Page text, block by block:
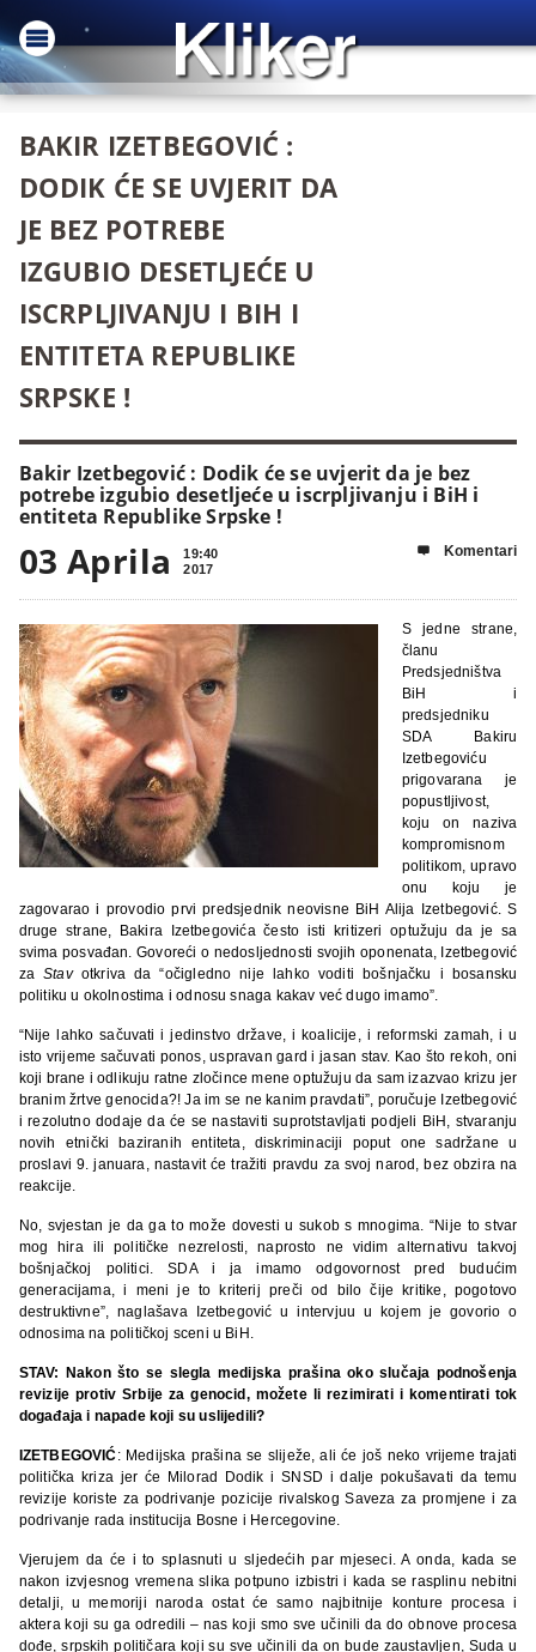
BAKIR IZETBEGOVIĆ :
DODIK ĆE SE UVJERIT DA
JE BEZ POTREBE
IZGUBIO DESETLJEĆE U
ISCRPLJIVANJU I BIH I
ENTITETA REPUBLIKE
SRPSKE !
Bakir Izetbegović : Dodik će se uvjerit da je bez
potrebe izgubio desetljeće u iscrpljivanju i BiH i
entiteta Republike Srpske !
03 Aprila
19:40
2017
 Komentari
S jedne strane,
članu
Predsjedništva
BiH i
predsjedniku
SDA Bakiru
Izetbegoviću
prigovarana je
popustljivost,
koju on naziva
kompromisnom
politikom, upravo
onu koju je
zagovarao i provodio prvi predsjednik neovisne BiH Alija Izetbegović. S
druge strane, Bakira Izetbegovića često isti kritizeri optužuju da je sa
svima posvađan. Govoreći o nedosljednosti svojih oponenata, Izetbegović
zaStavotkriva da “očigledno nije lahko voditi bošnjačku i bosansku
politiku u okolnostima i odnosu snaga kakav već dugo imamo”.
“Nije lahko sačuvati i jedinstvo države, i koalicije, i reformski zamah, i u
isto vrijeme sačuvati ponos, uspravan gard i jasan stav. Kao što rekoh, oni
koji brane i odlikuju ratne zločince mene optužuju da sam izazvao krizu jer
branim žrtve genocida?! Ja im se ne kanim pravdati”, poručuje Izetbegović
i rezolutno dodaje da će se nastaviti suprotstavljati podjeli BiH, stvaranju
novih etnički baziranih entiteta, diskriminaciji poput one sadržane u
proslavi 9. januara, nastavit će tražiti pravdu za svoj narod, bez obzira na
reakcije.
No, svjestan je da ga to može dovesti u sukob s mnogima. “Nije to stvar
mog hira ili političke nezrelosti, naprosto ne vidim alternativu takvoj
bošnjačkoj politici. SDA i ja imamo odgovornost pred budućim
generacijama, i meni je to kriterij preči od bilo čije kritike, pogotovo
destruktivne”, naglašava Izetbegović u intervjuu u kojem je govorio o
odnosima na političkoj sceni u BiH.
STAV: Nakon što se slegla medijska prašina oko slučaja podnošenja
revizije protiv Srbije za genocid, možete li rezimirati i komentirati tok
događaja i napade koji su uslijedili?
IZETBEGOVIĆ: Medijska prašina se sliježe, ali će još neko vrijeme trajati
politička kriza jer će Milorad Dodik i SNSD i dalje pokušavati da temu
revizije koriste za podrivanje pozicije rivalskog Saveza za promjene i za
podrivanje rada institucija Bosne i Hercegovine.
Vjerujem da će i to splasnuti u sljedećih par mjeseci. A onda, kada se
nakon izvjesnog vremena slika potpuno izbistri i kada se rasplinu nebitni
detalji, u memoriji naroda ostat će samo najbitnije konture procesa i
aktera koji su ga odredili – nas koji smo sve učinili da do obnove procesa
dođe, srpskih političara koji su sve učinili da on bude zaustavljen, Suda u